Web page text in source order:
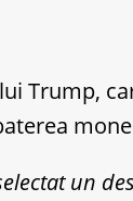
Trump,
un